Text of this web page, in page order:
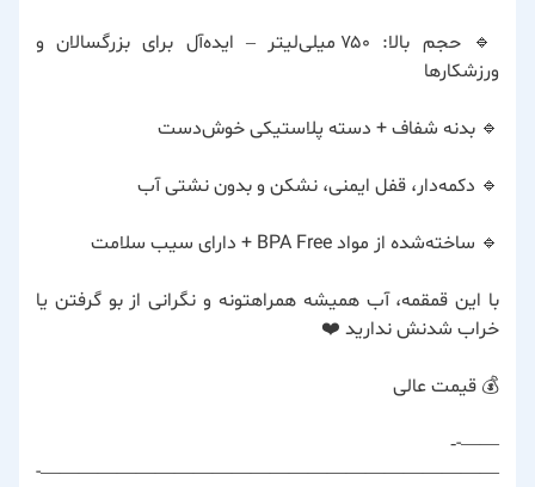
🔹 حجم بالا: ۷۵۰ میلی‌لیتر – ایده‌آل برای بزرگسالان و
ورزشکارها
🔹 بدنه شفاف + دسته پلاستیکی خوش‌دست
🔹 دکمه‌دار، قفل ایمنی، نشکن و بدون نشتی آب
🔹 ساخته‌شده از مواد BPA Free + دارای سیب سلامت
با این قمقمه، آب همیشه همراهتونه و نگرانی از بو گرفتن یا
خراب شدنش ندارید ❤️
💰 قیمت عالی
——-‐
————————————————————————-